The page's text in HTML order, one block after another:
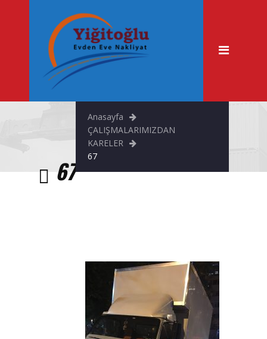
Hakkımızda
Hizmetlerimiz
Şehir İçi Taşımacılık
Asansörlü Nakliyat
Fuar & Stand Taşıma
67
Anasayfa
ÇALIŞMALARIMIZDAN
KARELER
67